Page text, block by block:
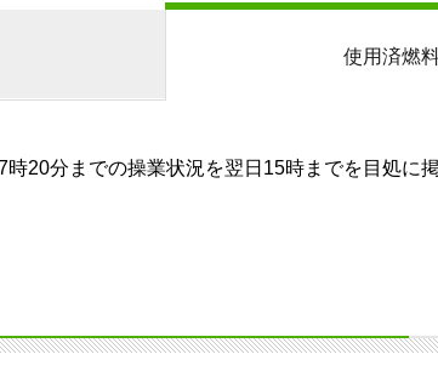
使用済燃
20分までの操業状況を翌日15時までを目処に